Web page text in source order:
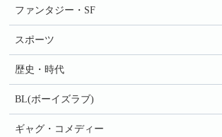
ファンタジー・SF
スポーツ
歴史・時代
BL(ボーイズラブ)
ギャグ・コメディー